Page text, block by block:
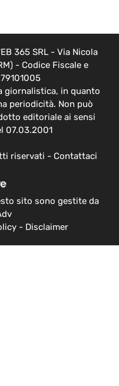
365 SRL - Via Nicola
- Codice Fiscale e
giornalistica, in quanto
periodicità. Non può
editoriale ai sensi
07.03.2001
riservati - Contattaci
sito sono gestite da
- Disclaimer